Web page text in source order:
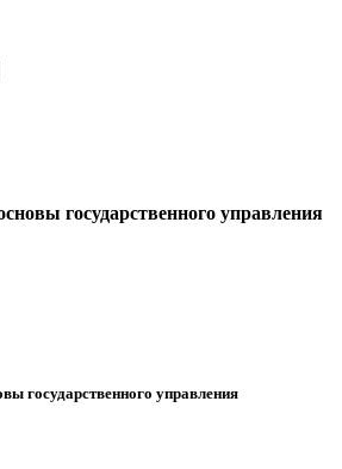
государственного управления
государственного управления